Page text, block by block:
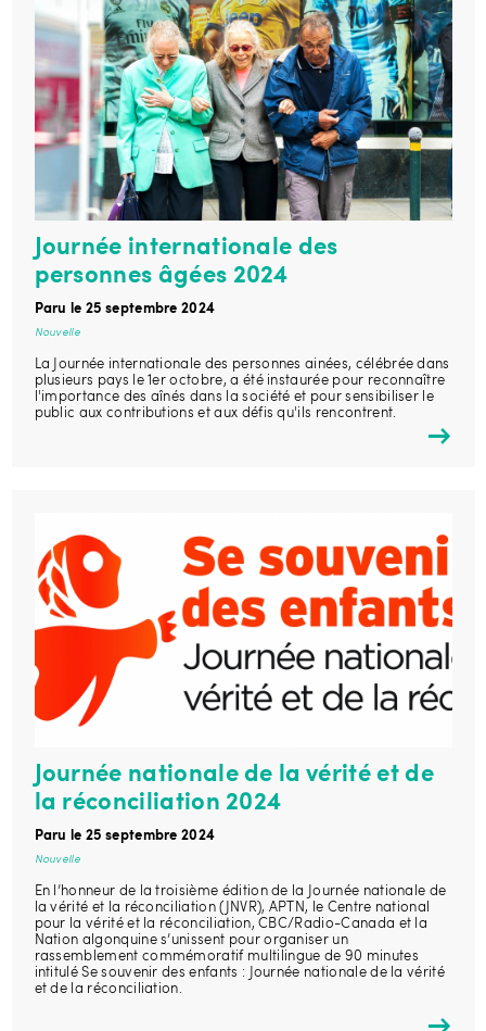
Journée internationale des
personnes âgées 2024
Paru le 25 septembre 2024
Nouvelle
La Journée internationale des personnes ainées, célébrée dans
plusieurs pays le 1er octobre, a été instaurée pour reconnaître
l'importance des aînés dans la société et pour sensibiliser le
public aux contributions et aux défis qu'ils rencontrent.
Journée nationale de la vérité et de
la réconciliation 2024
Paru le 25 septembre 2024
Nouvelle
En l’honneur de la troisième édition de la Journée nationale de
la vérité et la réconciliation (JNVR), APTN, le Centre national
pour la vérité et la réconciliation, CBC/Radio-Canada et la
Nation algonquine s’unissent pour organiser un
rassemblement commémoratif multilingue de 90 minutes
intitulé Se souvenir des enfants : Journée nationale de la vérité
et de la réconciliation.